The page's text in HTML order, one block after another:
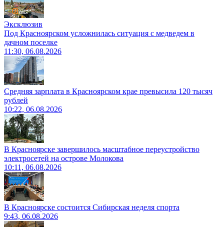
Эксклюзив
Под Красноярском усложнилась ситуация с медведем в
дачном поселке
11:30, 06.08.2026
Средняя зарплата в Красноярском крае превысила 120 тысяч
рублей
10:22, 06.08.2026
В Красноярске завершилось масштабное переустройство
электросетей на острове Молокова
10:11, 06.08.2026
В Красноярске состоится Сибирская неделя спорта
9:43, 06.08.2026